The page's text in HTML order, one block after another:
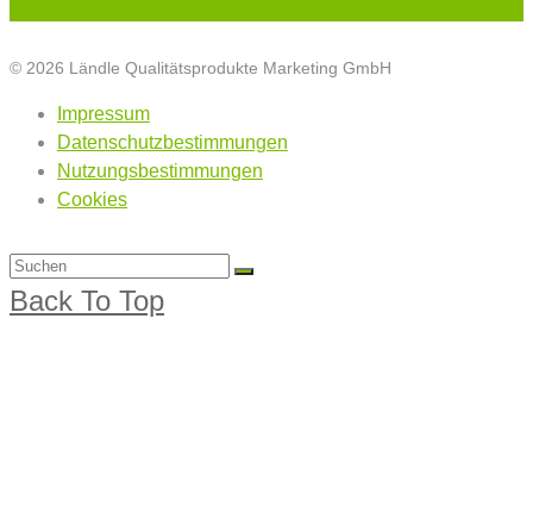
© 2026 Ländle Qualitätsprodukte Marketing GmbH
Impressum
Datenschutzbestimmungen
Nutzungsbestimmungen
Cookies
Back To Top